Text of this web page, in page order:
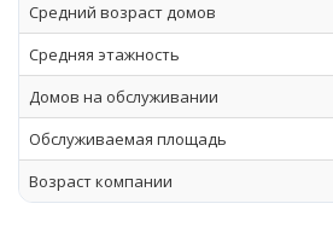
Средний возраст домов
Средняя этажность
Домов на обслуживании
Обслуживаемая площадь
Возраст компании